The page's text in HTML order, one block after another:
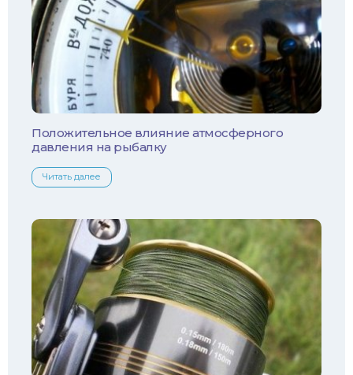
Ротан
Сом
Толстолобик
Уклейка
Форель
Хариус
Чехонь
Положительное влияние атмосферного
давления на рыбалку
Читать далее